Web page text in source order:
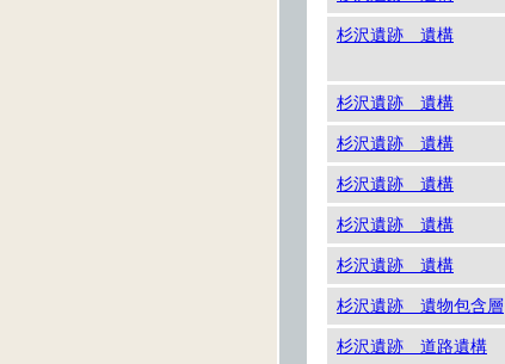
杉沢遺跡 遺構
杉沢遺跡 遺構
杉沢遺跡 遺構
杉沢遺跡 遺構
杉沢遺跡 遺構
杉沢遺跡 遺構
杉沢遺跡 遺物包含層
杉沢遺跡 道路遺構